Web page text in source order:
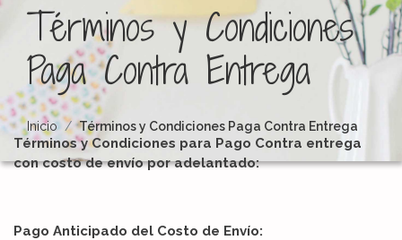
Términos y Condiciones
Paga Contra Entrega
Inicio Términos y Condiciones Paga Contra Entrega
Términos y Condiciones para Pago Contra entrega
con costo de envío por adelantado:
Pago Anticipado del Costo de Envío: